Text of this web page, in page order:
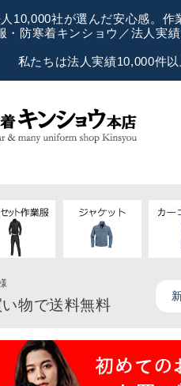
10,000社が選んだ安心感。
・防寒着キンショウ／法人実
私たちは法人実績10,000件
物で送料無料